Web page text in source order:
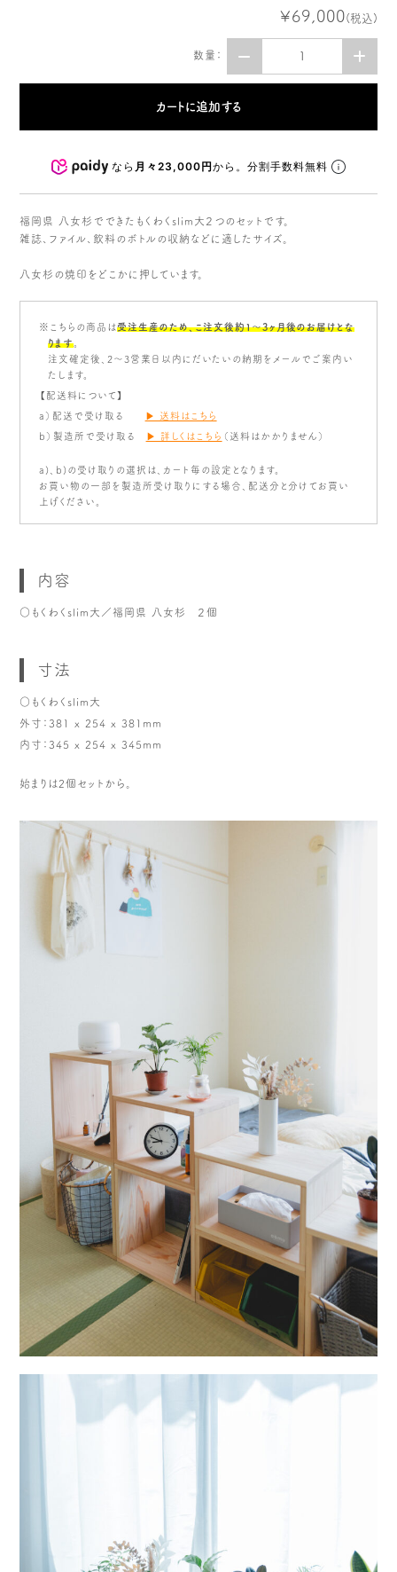
¥69,000(税込)
数量：
なら 月々23,000円から。分割手数料無料
福岡県 八女杉でできたもくわくslim大２つのセットです。
雑誌、ファイル、飲料のボトルの収納などに適したサイズ。
八女杉の焼印をどこかに押しています。
※こちらの商品は受注生産のため、こ注文後約1〜3ヶ月後のお届けとな
ります
注文確定後、2～3営業日以内にだいたいの納期をメールでご案内い
たします。
【配送料について】
a）配送で受け取る ▶ 送料はこちら
b）製造所で受け取る ▶ 詳しくはこちら （送料はかかりません）
a)、b)の受け取りの選択は、カート毎の設定となります。
お買い物の一部を製造所受け取りにする場合、配送分と分けてお買い
上げください。
内容
○もくわくslim大／福岡県 八女杉 ２個
寸法
○もくわくslim大
外寸：381 x 254 x 381mm
内寸：345 x 254 x 345mm
始まりは2個セットから。